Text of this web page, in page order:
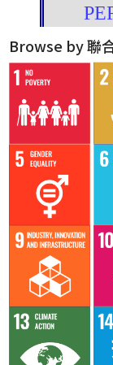
Browse by 聯